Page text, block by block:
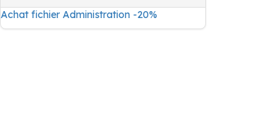
Achat fichier Administration -20%